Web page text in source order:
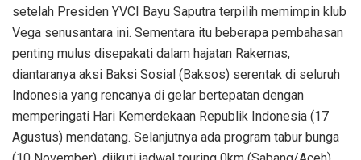
setelah Presiden YVCI Bayu Saputra terpilih memimpin klub
Vega senusantara ini. Sementara itu beberapa pembahasan
penting mulus disepakati dalam hajatan Rakernas,
diantaranya aksi Baksi Sosial (Baksos) serentak di seluruh
Indonesia yang rencanya di gelar bertepatan dengan
memperingati Hari Kemerdekaan Republik Indonesia (17
Agustus) mendatang. Selanjutnya ada program tabur bunga